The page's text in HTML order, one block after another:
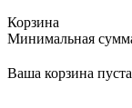
Корзина
Минимальная
Ваша корзина